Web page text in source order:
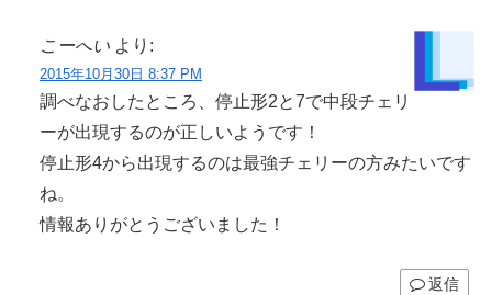
こーへい より:
2015年10月30日 8:37 PM
調べなおしたところ、停止形2と7で中段チェリ
ーが出現するのが正しいようです！
停止形4から出現するのは最強チェリーの方みたいです
ね。
情報ありがとうございました！
返信